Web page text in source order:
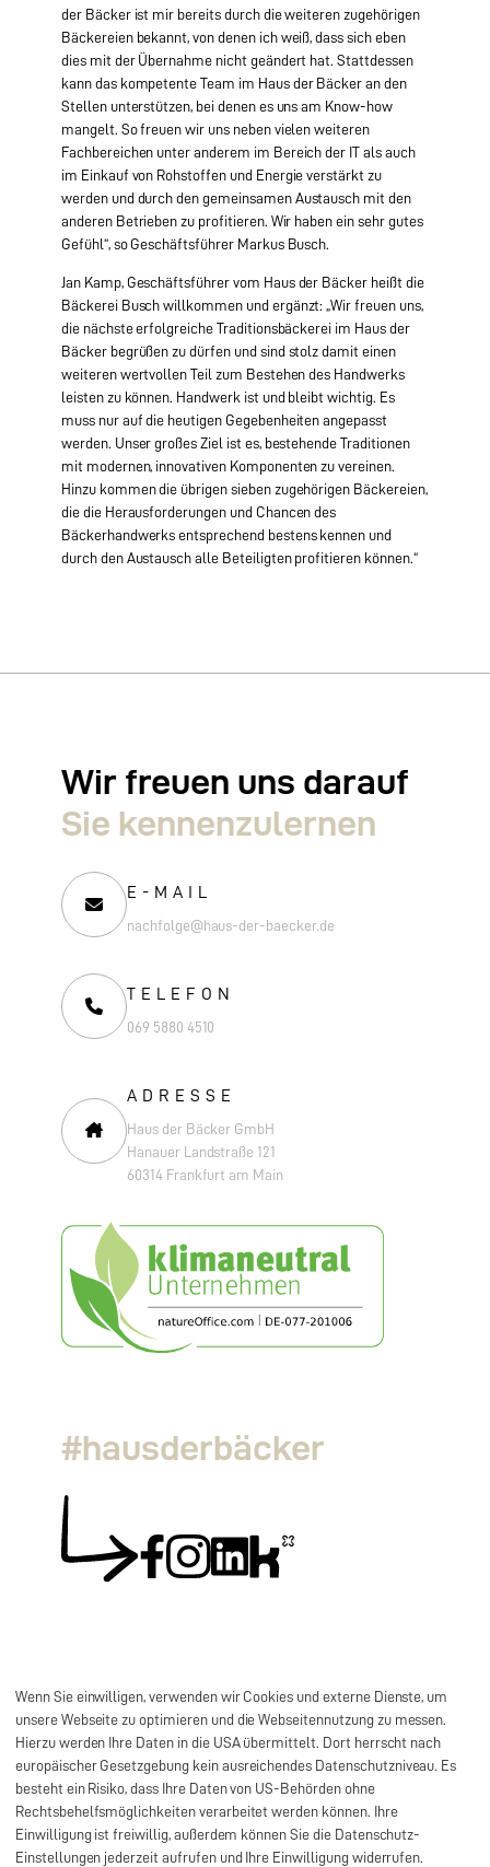
der Bäcker ist mir bereits durch die weiteren zugehörigen
Bäckereien bekannt, von denen ich weiß, dass sich eben
dies mit der Übernahme nicht geändert hat. Stattdessen
kann das kompetente Team im Haus der Bäcker an den
Stellen unterstützen, bei denen es uns am Know-how
mangelt. So freuen wir uns neben vielen weiteren
Fachbereichen unter anderem im Bereich der IT als auch
im Einkauf von Rohstoffen und Energie verstärkt zu
werden und durch den gemeinsamen Austausch mit den
anderen Betrieben zu profitieren. Wir haben ein sehr gutes
Gefühl“, so Geschäftsführer Markus Busch.
Jan Kamp, Geschäftsführer vom Haus der Bäcker heißt die
Bäckerei Busch willkommen und ergänzt: „Wir freuen uns,
die nächste erfolgreiche Traditionsbäckerei im Haus der
Bäcker begrüßen zu dürfen und sind stolz damit einen
weiteren wertvollen Teil zum Bestehen des Handwerks
leisten zu können. Handwerk ist und bleibt wichtig. Es
muss nur auf die heutigen Gegebenheiten angepasst
werden. Unser großes Ziel ist es, bestehende Traditionen
mit modernen, innovativen Komponenten zu vereinen.
Hinzu kommen die übrigen sieben zugehörigen Bäckereien,
die die Herausforderungen und Chancen des
Bäckerhandwerks entsprechend bestens kennen und
durch den Austausch alle Beteiligten profitieren können.“
Wir freuen uns darauf
Sie kennen­zulernen
E-MAIL
nachfolge@haus-der-baecker.de
TELEFON
069 5880 4510
ADRESSE
Haus der Bäcker GmbH
Hanauer Landstraße 121
60314 Frankfurt am Main
#hausderbäcker
Impressum Datenschutz
AGB
©2026
Haus der
Wenn Sie einwilligen, verwenden wir Cookies und externe Dienste, um
unsere Webseite zu optimieren und die Webseitennutzung zu messen.
Hierzu werden Ihre Daten in die USA übermittelt. Dort herrscht nach
europäischer Gesetzgebung kein ausreichendes Datenschutzniveau. Es
besteht ein Risiko, dass Ihre Daten von US-Behörden ohne
Rechtsbehelfsmöglichkeiten verarbeitet werden können. Ihre
Einwilligung ist freiwillig, außerdem können Sie die Datenschutz-
Einstellungen jederzeit aufrufen und Ihre Einwilligung widerrufen.